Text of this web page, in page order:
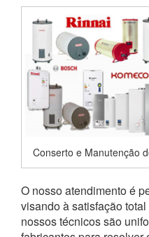
Conserto e Manutenção
O nosso atendimento é
visando à satisfação
nossos técnicos são